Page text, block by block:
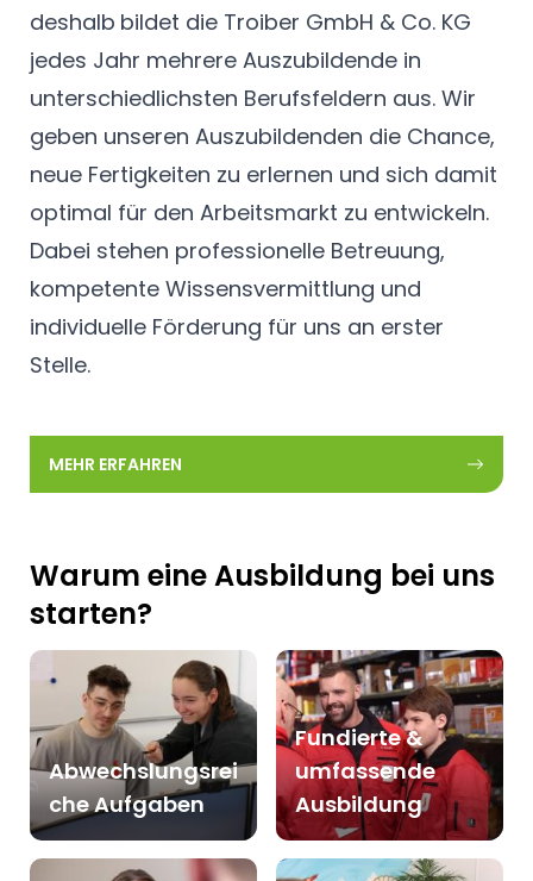
deshalb bildet die Troiber GmbH & Co. KG
jedes Jahr mehrere Auszubildende in
unterschiedlichsten Berufsfeldern aus. Wir
geben unseren Auszubildenden die Chance,
neue Fertigkeiten zu erlernen und sich damit
optimal für den Arbeitsmarkt zu entwickeln.
Dabei stehen professionelle Betreuung,
kompetente Wissensvermittlung und
individuelle Förderung für uns an erster
Stelle.
MEHR ERFAHREN
Warum eine Ausbildung bei uns
starten?
Abwechslungsrei
che Aufgaben
Fundierte &
umfassende
Ausbildung